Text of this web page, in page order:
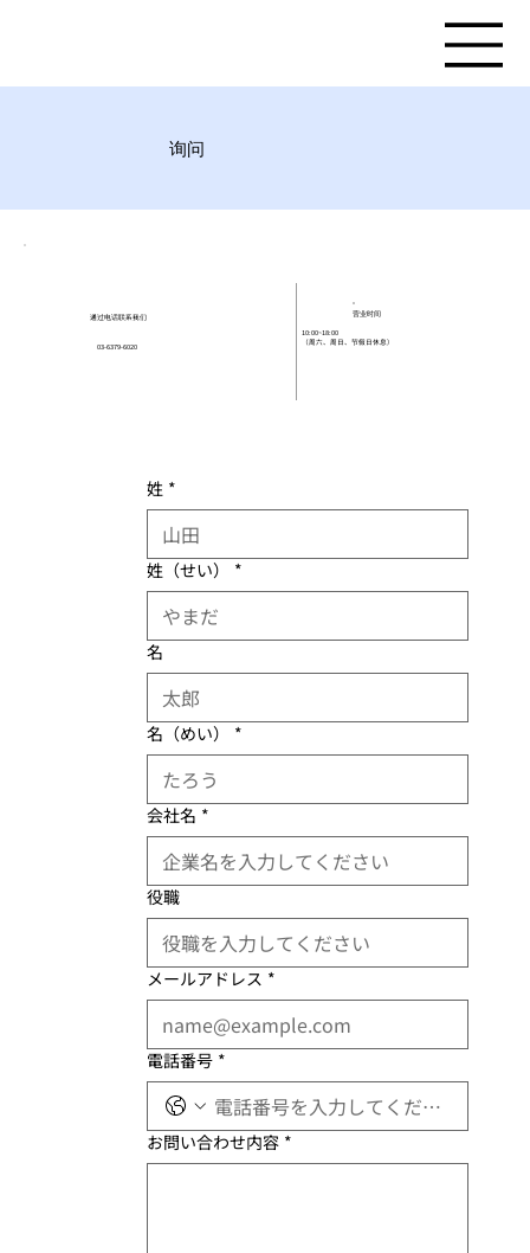
询问
通过电话联系我们
03-6379-6020
​营业时间
10:00~18:00
（周六、周日、节假日休息）
姓 *
姓（せい） *
名
名（めい） *
会社名 *
役職
メールアドレス *
電話番号 *
お問い合わせ内容 *